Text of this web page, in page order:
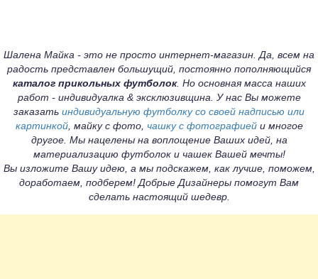
Шалена Майка - это не просто интернет-магазин. Да, всем на
радость представлен большущий, постоянно пополняющийся
каталог прикольных футболок. Но основная масса наших
работ - индивидуалка & эксклюзивщина. У нас Вы можете
заказать индивидуальную футболку со своей надписью или
картинкой, майку с фото, чашку с фотографиейи многое
другое. Мы нацелены на воплощение Ваших идей, на
материализацию футболок и чашек Вашей мечты!
Вы изложите Вашу идею, а мы подскажем, как лучше, поможем,
доработаем, подберем! Добрые Дизайнеры помогут Вам
сделать настоящий шедевр.